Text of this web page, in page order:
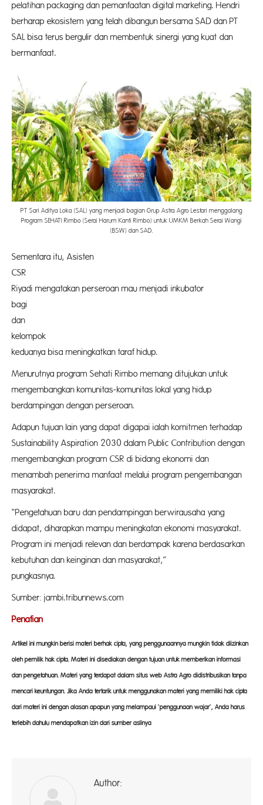
pelatihan packaging dan pemanfaatan digital marketing. Hendri
berharap ekosistem yang telah dibangun bersama SAD dan PT
SAL bisa terus bergulir dan membentuk sinergi yang kuat dan
bermanfaat.
PT Sari Aditya Loka (SAL) yang menjadi bagian Grup Astra Agro Lestari menggalang
Program SEHATI Rimbo (Serai Harum Kanti Rimbo) untuk UMKM Berkah Serai Wangi
(BSW) dan SAD.
Sementara itu, Asisten
CSR
Riyadi mengatakan perseroan mau menjadi inkubator
bagi
dan
keduanya bisa meningkatkan taraf hidup.
Menurutnya program Sehati Rimbo memang ditujukan untuk
mengembangkan komunitas-komunitas lokal yang hidup
berdampingan dengan perseroan.
Adapun tujuan lain yang dapat digapai ialah komitmen terhadap
Sustainability Aspiration 2030 dalam Public Contribution dengan
mengembangkan program CSR di bidang ekonomi dan
menambah penerima manfaat melalui program pengembangan
masyarakat.
“Pengetahuan baru dan pendampingan berwirausaha yang
didapat, diharapkan mampu meningkatan ekonomi masyarakat.
Program ini menjadi relevan dan berdampak karena berdasarkan
kebutuhan dan keinginan dan masyarakat,”
pungkasnya.
Sumber: jambi.tribunnews.com
Penafian
Artikel ini mungkin berisi materi berhak cipta, yang penggunaannya mungkin tidak diizinkan
oleh pemilik hak cipta. Materi ini disediakan dengan tujuan untuk memberikan informasi
dan pengetahuan. Materi yang terdapat dalam situs web Astra Agro didistribusikan tanpa
mencari keuntungan. Jika Anda tertarik untuk menggunakan materi yang memiliki hak cipta
dari materi ini dengan alasan apapun yang melampaui ‘penggunaan wajar’, Anda harus
terlebih dahulu mendapatkan izin dari sumber aslinya
Author: